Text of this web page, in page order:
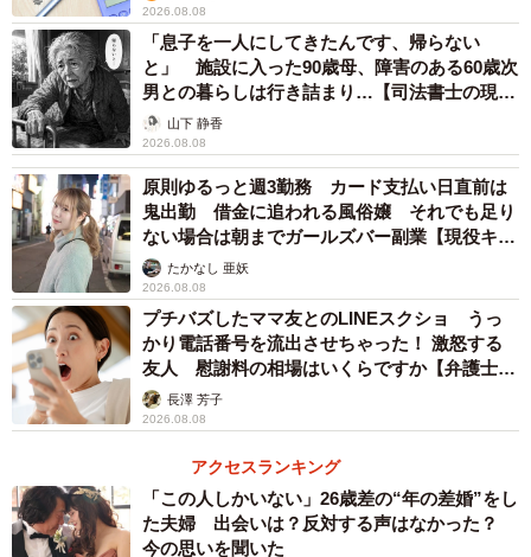
のでしょうか。
2/2
（ロリー/photo-ac.com）
私立中学校の教育費はいくら必要？
ーー私立中学校の学費はいくらくらい必要なのでしょう
か？
2026.08.08
「息子を一人にしてきたんです、帰らない
と」 施設に入った90歳母、障害のある60歳次
男との暮らしは行き詰まり…【司法書士の現場
から】山下 静香
2026.08.08
原則ゆるっと週3勤務 カード支払い日直前は
鬼出勤 借金に追われる風俗嬢 それでも足り
ない場合は朝までガールズバー副業【現役キャ
ストに取材】
たかなし 亜妖
2026.08.08
プチバズしたママ友とのLINEスクショ うっ
かり電話番号を流出させちゃった！ 激怒する
友人 慰謝料の相場はいくらですか【弁護士が
解説】長澤 芳子
2026.08.08
アクセスランキング
「この人しかいない」26歳差の“年の差婚”をし
た夫婦 出会いは？反対する声はなかった？
今の思いを聞いた